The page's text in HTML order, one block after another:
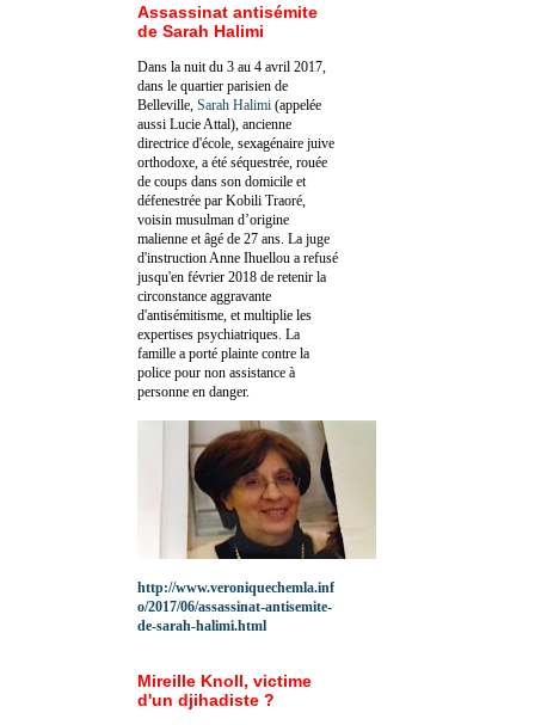
Assassinat antisémite
de Sarah Halimi
Dans la nuit du 3 au 4 avril 2017,
dans le quartier parisien de
Belleville, Sarah Halimi (appelée
aussi Lucie Attal), ancienne
directrice d'école, sexagénaire juive
orthodoxe, a été séquestrée, rouée
de coups dans son domicile et
défenestrée par Kobili Traoré,
voisin musulman d’origine
malienne et âgé de 27 ans. La juge
d'instruction Anne Ihuellou a refusé
jusqu'en février 2018 de retenir la
circonstance aggravante
d'antisémitisme, et multiplie les
expertises psychiatriques. La
famille a porté plainte contre la
police pour non assistance à
personne en danger.
http://www.veroniquechemla.inf
o/2017/06/assassinat-antisemite-
de-sarah-halimi.html
Mireille Knoll, victime
d'un djihadiste ?